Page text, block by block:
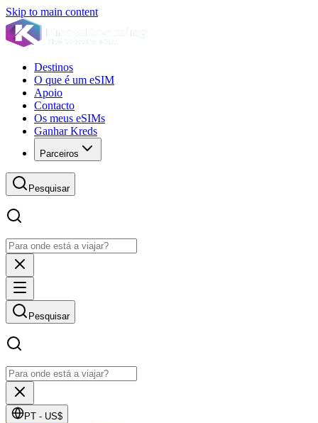
Skip to main content
Destinos
O que é um eSIM
Apoio
Contacto
Os meus eSIMs
Ganhar Kreds
Parceiros
Pesquisar
Pesquisar
PT - US$